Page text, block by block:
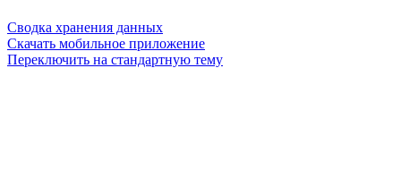
Сводка хранения данных
Скачать мобильное приложение
Переключить на стандартную тему